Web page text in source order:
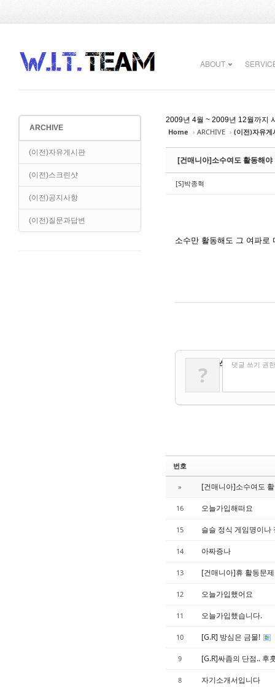
ABOUT
ARCHIVE
(이전)자유게시판
(이전)스크린샷
(이전)공지사항
(이전)질문과답변
2009년 4월 ~ 2009년 12월까지
Home › ARCHIVE › (이전)자유게
[건매니아]소수여도 활동해야
[S]박종혁
소수만 활동해도 그 여파로
댓글 쓰기
? 댓글 쓰기 권
번호
» [건매니아]소수여도
16 오늘가입해떠요
15 슬슬 정식 게임명이나
14 아짜증나
13 [건매니아]휴 활동문
12 오늘가입했어요
11 오늘가입했습니다.
10 [G.R] 방심은 금물!
9 [G.R]싸좀의 단점.. 후
8 자기소개서입니다
Sketchbook5, 스케치북5
Sketchbook5, 스케치북5
Sketchbook5, 스케치북5
Sketchbook5, 스케치북5